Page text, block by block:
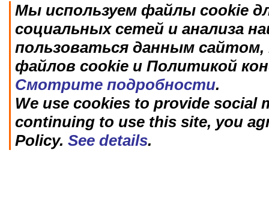
Мы используем файлы cookie
социальных сетей и анализа
пользоваться данным
файлов cookie и Политикой
Смотрите подробности.
We use cookies to provide social
continuing to use this site, you
Policy. See details.